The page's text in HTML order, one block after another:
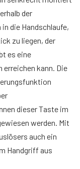
der
die Handschlaufe,
zu liegen, der
es eine
kann. Die
dieser Taste im
werden. Mit
auch ein
Handgriff aus